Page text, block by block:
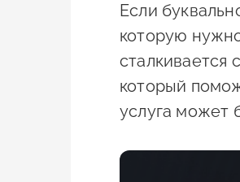
Если
которую
который
услуга может